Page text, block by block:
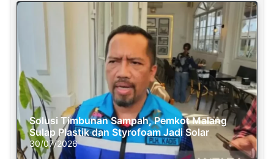
Solusi Timbunan Sampah, Pemkot Malang
Sulap Plastik dan Styrofoam Jadi Solar
30/07/2026